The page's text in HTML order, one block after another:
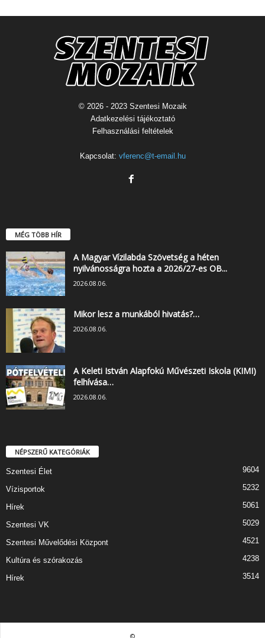
© 2026 - 2023 Szentesi Mozaik
Adatkezelési tájékoztató
Felhasználási feltételek
Kapcsolat: vferenc@t-email.hu
MÉG TÖBB HÍR
A Magyar Vízilabda Szövetség a héten
nyilvánosságra hozta a 2026/27-es OB...
2026.08.06.
Mikor lesz a munkából hivatás?…
2026.08.06.
A Keleti István Alapfokú Művészeti Iskola (KIMI)
felhívása…
2026.08.06.
NÉPSZERŰ KATEGÓRIÁK
Szentesi Élet 9604
Vízisportok 5232
Hírek 5061
Szentesi VK 5029
Szentesi Művelődési Központ 4521
Kultúra és szórakozás 4238
Hírek 3514
©